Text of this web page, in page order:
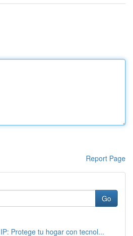
Report Page
Go
Protege tu hogar con tecnol...